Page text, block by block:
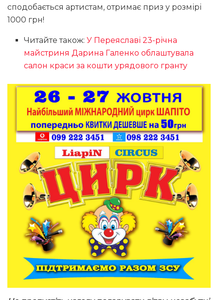
сподобається артистам, отримає приз у розмірі
1000 грн!
Читайте також:У Переяславі 23-річна
майстриня Дарина Галенко облаштувала
салон краси за кошти урядового гранту